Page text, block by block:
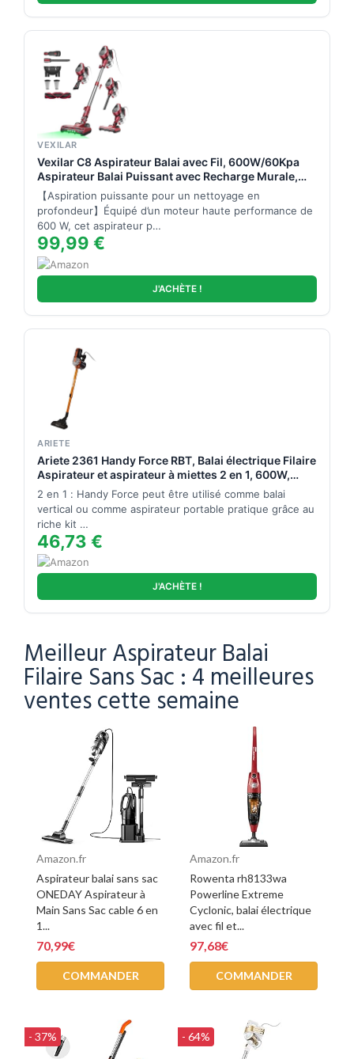
VEXILAR
Vexilar C8 Aspirateur Balai avec Fil, 600W/60Kpa
Aspirateur Balai Puissant avec Recharge Murale,
Cable de 7 m, Brosse Anti-Emmêlement,1,5L
Aspirateur Balai pour Tapis,Sols Durs,Poils
d'animau
【Aspiration puissante pour un nettoyage en
profondeur】Équipé d’un moteur haute performance de
600 W, cet aspirateur p…
99,99 €
J'ACHÈTE !
ARIETE
Ariete 2361 Handy Force RBT, Balai électrique Filaire
Aspirateur et aspirateur à miettes 2 en 1, 600W,
Filtre HEPA, Technologie cyclonique sans Sac,
Brosse motorisée, Orange
2 en 1 : Handy Force peut être utilisé comme balai
vertical ou comme aspirateur portable pratique grâce au
riche kit …
46,73 €
J'ACHÈTE !
Meilleur Aspirateur Balai
Filaire Sans Sac : 4 meilleures
ventes cette semaine
Amazon.fr
Aspirateur balai sans sac
ONEDAY Aspirateur à
Main Sans Sac cable 6 en
1...
70,99€
COMMANDER
Amazon.fr
Rowenta rh8133wa
Powerline Extreme
Cyclonic, balai électrique
avec fil et...
97,68€
COMMANDER
- 37% - 64%